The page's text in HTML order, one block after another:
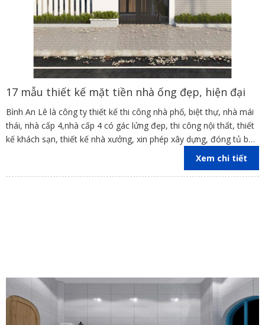
17 mẫu thiết kế mặt tiền nhà ống đẹp, hiện đại
Bình An Lê là công ty thiết kế thi công nhà phố, biệt thự, nhà mái
thái, nhà cấp 4,nhà cấp 4 có gác lửng đẹp, thi công nội thất, thiết
kế khách sạn, thiết kế nhà xưởng, xin phép xây dựng, đóng tủ bếp
trên địa bàn các tỉnh Đồng Nai, Bình Dương, TP Hồ Chí Minh,
Xem chi tiết